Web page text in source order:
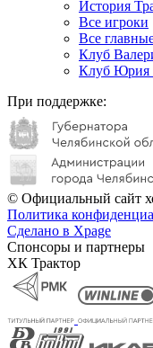
История
Все игроки
Все
Клуб
Клуб Юрия
При поддержке:
© Официальный сайт
Политика
Сделано в Xpage
Спонсоры и партнеры
ХК Трактор